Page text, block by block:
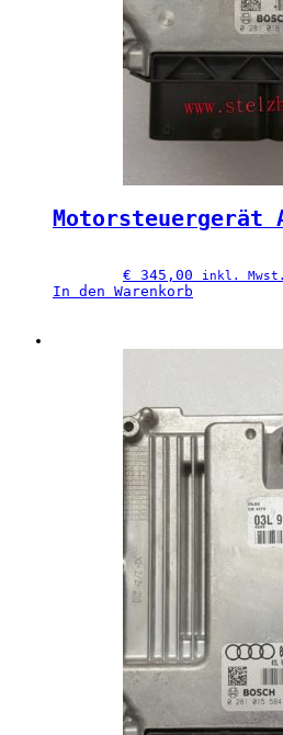
Motorsteuergerät
€ 345,00 inkl. Mwst.
In den Warenkorb